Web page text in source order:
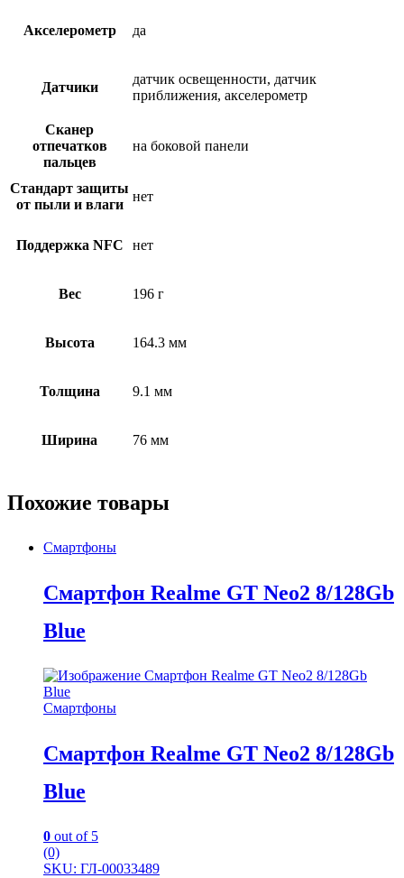
Акселерометр да
Датчики
датчик освещенности, датчик
приближения, акселерометр
Сканер
отпечатков
пальцев
на боковой панели
Стандарт защиты
от пыли и влаги
нет
Поддержка NFC нет
Вес 196 г
Высота 164.3 мм
Толщина 9.1 мм
Ширина 76 мм
Похожие товары
Смартфоны
Смартфон Realme GT Neo2 8/128Gb
Blue
Смартфоны
Смартфон Realme GT Neo2 8/128Gb
Blue
0 out of 5
(0)
SKU: ГЛ-00033489